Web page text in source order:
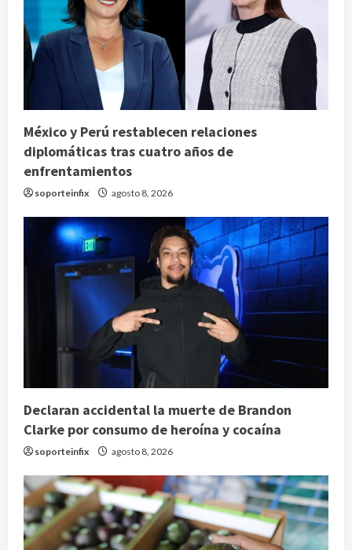
México y Perú restablecen relaciones
diplomáticas tras cuatro años de
enfrentamientos
soporteinfix agosto 8, 2026
Declaran accidental la muerte de Brandon
Clarke por consumo de heroína y cocaína
soporteinfix agosto 8, 2026